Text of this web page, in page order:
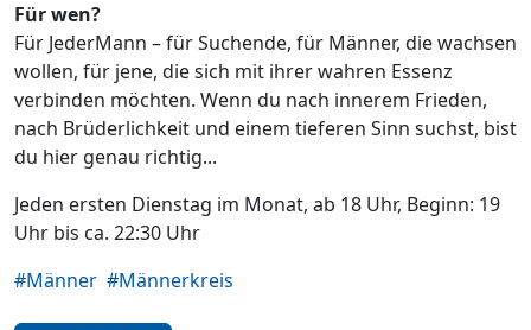
Für wen?
Für JederMann – für Suchende, für Männer, die wachsen
wollen, für jene, die sich mit ihrer wahren Essenz
verbinden möchten. Wenn du nach innerem Frieden,
nach Brüderlichkeit und einem tieferen Sinn suchst, bist
du hier genau richtig...
Jeden ersten Dienstag im Monat, ab 18 Uhr, Beginn: 19
Uhr bis ca. 22:30 Uhr
#Männer #Männerkreis